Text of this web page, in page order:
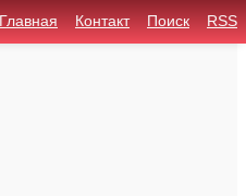
Главная Контакт Поиск RSS